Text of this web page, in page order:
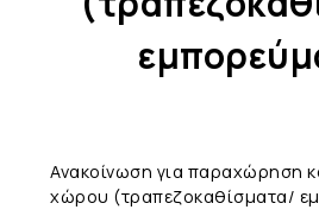
Ανακοίνωση για παραχώρηση
χώρου (τραπεζοκαθίσματα/